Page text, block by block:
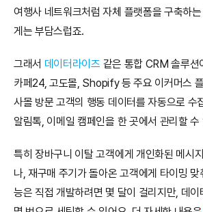
여행사 네트워크처럼 자체 플랫폼을 구축하
게는 부담스럽죠.
그래서 데이터라이즈 같은 통합 CRM 솔루션
카페24, 고도몰, Shopify 등 주요 이커머스
사몰 방문 고객의 행동 데이터를 자동으로 수
알림톡, 이메일 캠페인을 한 곳에서 관리할 수
특히 장바구니 이탈 고객에게 개인화된 메시
나, 재구매 주기가 돌아온 고객에게 타이밍
능은 직접 개발하려면 몇 달이 걸리지만, 데이